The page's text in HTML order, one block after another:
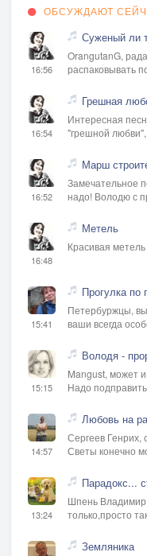
ОБСУЖДАЮТ
16:56
Суженый ли
OrangutanG,
распаковывать
16:54
Грешная
Интересная
"грешной
16:52
Марш
Замечательное
надо! Володю с
16:48
Метель
Красивая
15:41
Прогулка по
Петербуржцы,
ваши всегда
15:15
Володя -
Mangust, может
Надо
14:57
Любовь на
Сергеев Генрих,
Светы конечно
13:24
Парадокс...
Шпень
только,просто
Земляника